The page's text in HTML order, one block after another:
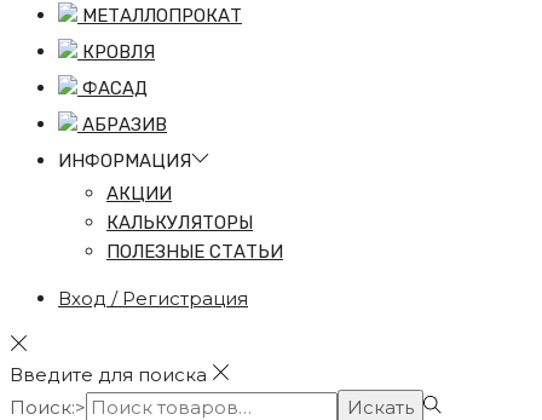
МЕТАЛЛОПРОКАТ
КРОВЛЯ
ФАСАД
АБРАЗИВ
ИНФОРМАЦИЯ
АКЦИИ
КАЛЬКУЛЯТОРЫ
ПОЛЕЗНЫЕ СТАТЬИ
Вход / Регистрация
Введите для поиска
Поиск:>
Искать